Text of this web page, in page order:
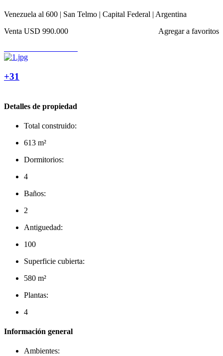
Venezuela al 600 | San Telmo | Capital Federal | Argentina
Agregar a favoritos
Venta USD 990.000
+31
Detalles de propiedad
Total construido:
613 m²
Dormitorios:
4
Baños:
2
Antiguedad:
100
Superficie cubierta:
580 m²
Plantas:
4
Información general
Ambientes: